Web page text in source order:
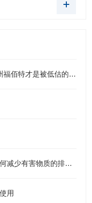
亲水角/疏水角/接触角全包揽？苏州福佰特才是被低估的浸润性测试仪专业制造商
RoHS2.0光谱仪在企业中的应用如何减少有害物质的排放？
用